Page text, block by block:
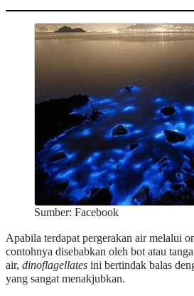
Sumber: Facebook
Apabila terdapat pergerakan air melalui
contohnya disebabkan oleh bot atau
air, dinoflagellates ini bertindak balas
yang sangat menakjubkan.